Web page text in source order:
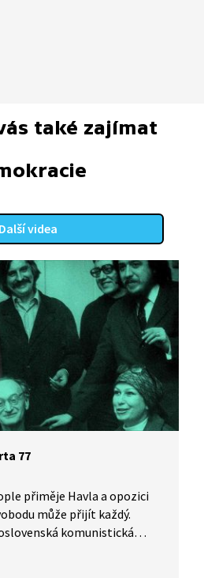
také zajímat
Další videa
77
přiměje Havla a opozici
může přijít každý.
komunistická